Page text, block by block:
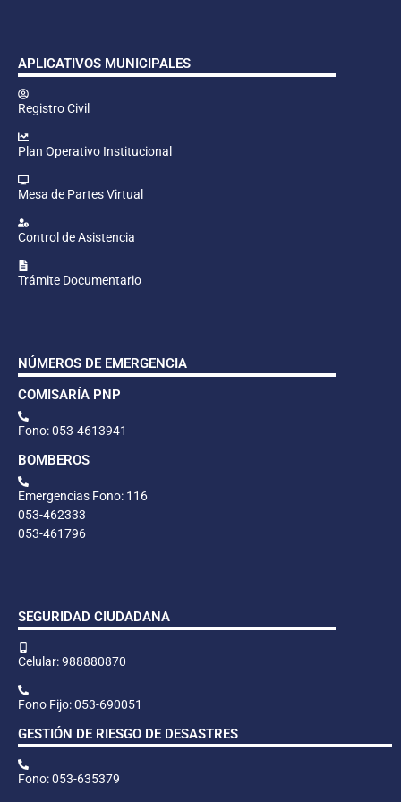
APLICATIVOS MUNICIPALES
Registro Civil
Plan Operativo Institucional
Mesa de Partes Virtual
Control de Asistencia
Trámite Documentario
NÚMEROS DE EMERGENCIA
COMISARÍA PNP
Fono: 053-4613941
BOMBEROS
Emergencias Fono: 116
053-462333
053-461796
SEGURIDAD CIUDADANA
Celular: 988880870
Fono Fijo: 053-690051
GESTIÓN DE RIESGO DE DESASTRES
Fono: 053-635379